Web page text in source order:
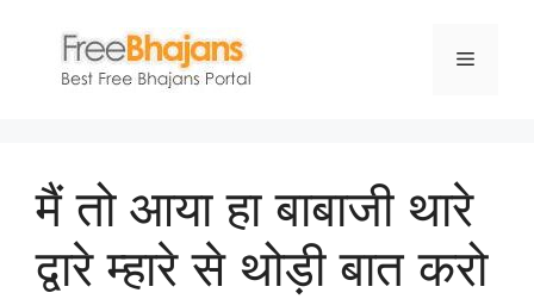
content
Menu
मैं तो आया हा बाबाजी थारे
द्वारे म्हारे से थोड़ी बात करो